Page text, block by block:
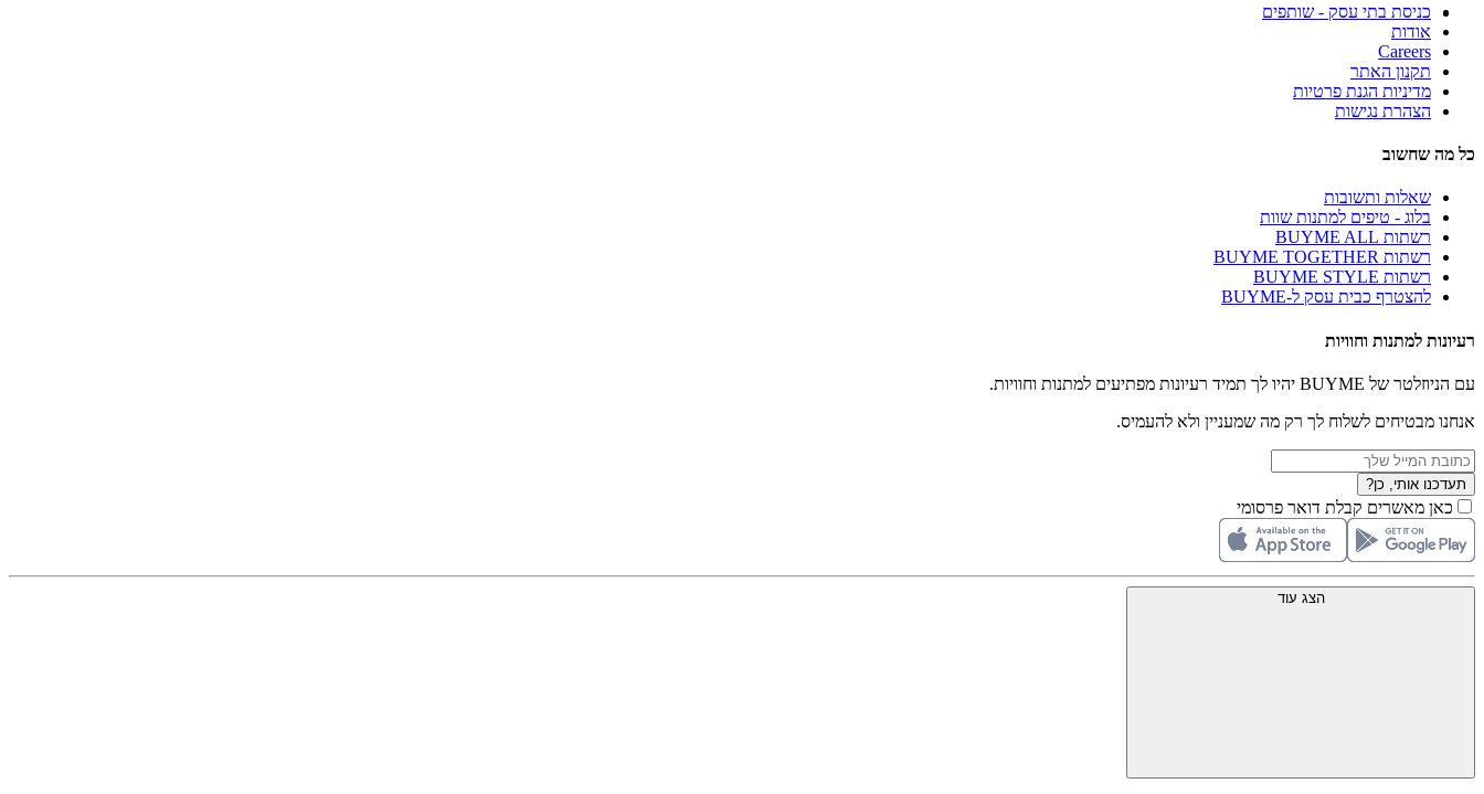
כניסת בתי עסק - שותפים
אודות
Careers
תקנון האתר
מדיניות הגנת פרטיות
הצהרת נגישות
כל מה שחשוב
שאלות ותשובות
בלוג - טיפים למתנות שוות
רשתות BUYME ALL
רשתות BUYME TOGETHER
רשתות BUYME STYLE
להצטרף כבית עסק ל-BUYME
רעיונות למתנות וחוויות
עם הניוזלטר של BUYME יהיו לך תמיד רעיונות מפתיעים למתנות וחוויות.
אנחנו מבטיחים לשלוח לך רק מה שמעניין ולא להעמיס.
תעדכנו אותי, כן?
כאן מאשרים קבלת דואר פרסומי
הצג עוד